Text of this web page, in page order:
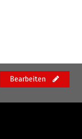
Bearbeiten